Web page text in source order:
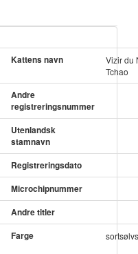
Kattens navn
Vizir du
Tchao
Andre
registreringsnummer
Utenlandsk
stamnavn
Registreringsdato
Microchipnummer
Andre titler
Farge